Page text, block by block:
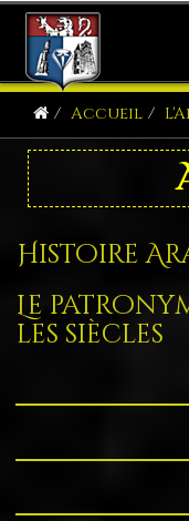
Accueil
Histoire
Le
les siècles